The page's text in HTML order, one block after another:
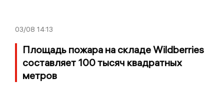
03/08 14:13
Площадь пожара на складе Wildberries
составляет 100 тысяч квадратных
метров